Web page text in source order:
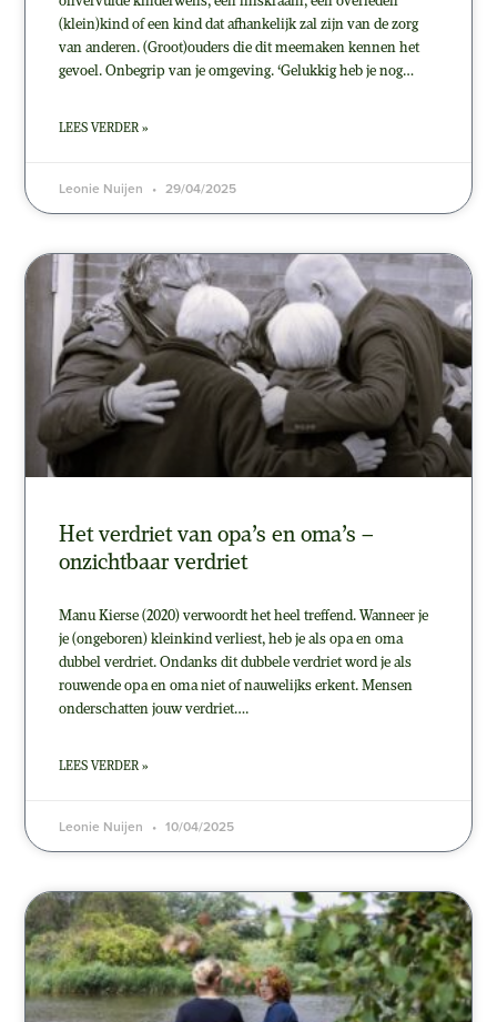
(klein)kind of een kind dat afhankelijk zal zijn van de zorg
van anderen. (Groot)ouders die dit meemaken kennen het
gevoel. Onbegrip van je omgeving. ‘Gelukkig heb je nog…
LEES VERDER »
Leonie Nuijen 29/04/2025
Het verdriet van opa’s en oma’s –
onzichtbaar verdriet
Manu Kierse (2020) verwoordt het heel treffend. Wanneer je
je (ongeboren) kleinkind verliest, heb je als opa en oma
dubbel verdriet. Ondanks dit dubbele verdriet word je als
rouwende opa en oma niet of nauwelijks erkent. Mensen
onderschatten jouw verdriet….
LEES VERDER »
Leonie Nuijen 10/04/2025